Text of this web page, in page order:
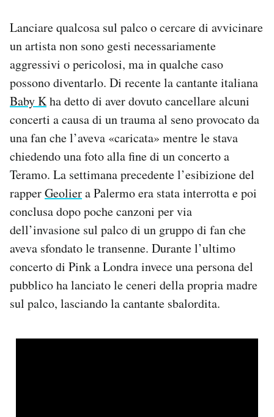
Lanciare qualcosa sul palco o cercare di avvicinare
un artista non sono gesti necessariamente
aggressivi o pericolosi, ma in qualche caso
possono diventarlo. Di recente la cantante italiana
Baby Kha detto di aver dovuto cancellare alcuni
concerti a causa di un trauma al seno provocato da
una fan che l’aveva «caricata» mentre le stava
chiedendo una foto alla fine di un concerto a
Teramo. La settimana precedente l’esibizione del
rapperGeoliera Palermo era stata interrotta e poi
conclusa dopo poche canzoni per via
dell’invasione sul palco di un gruppo di fan che
aveva sfondato le transenne. Durante l’ultimo
concerto di Pink a Londra invece una persona del
pubblico ha lanciato le ceneri della propria madre
sul palco, lasciando la cantante sbalordita.